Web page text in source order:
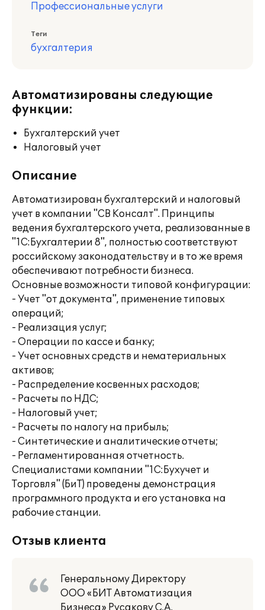
Профессиональные услуги
Теги
бухгалтерия
Автоматизированы следующие
функции:
Бухгалтерский учет
Налоговый учет
Описание
Автоматизирован бухгалтерский и налоговый
учет в компании "СВ Консалт". Принципы
ведения бухгалтерского учета, реализованные в
"1С:Бухгалтерии 8", полностью соответствуют
российскому законодательству и в то же время
обеспечивают потребности бизнеса.
Основные возможности типовой конфигурации:
- Учет "от документа", применение типовых
операций;
- Реализация услуг;
- Операции по кассе и банку;
- Учет основных средств и нематериальных
активов;
- Распределение косвенных расходов;
- Расчеты по НДС;
- Налоговый учет;
- Расчеты по налогу на прибыль;
- Синтетические и аналитические отчеты;
- Регламентированная отчетность.
Специалистами компании "1С:Бухучет и
Торговля" (БиТ) проведены демонстрация
программного продукта и его установка на
рабочие станции.
Отзыв клиента
Генеральному Директору
ООО «БИТ Автоматизация
Бизнеса» Русакову С.А.